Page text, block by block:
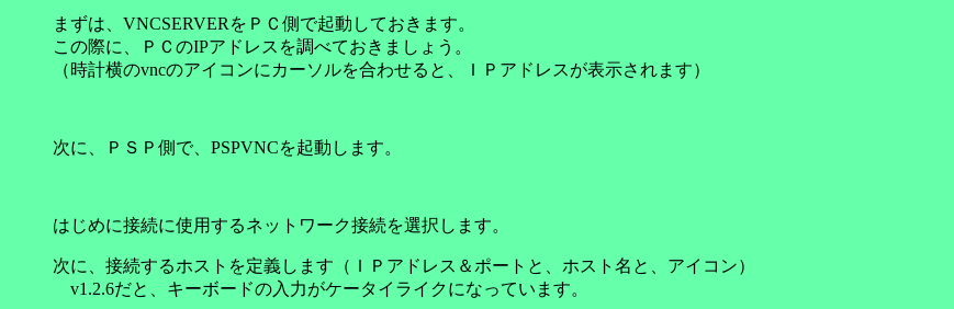
まずは、VNCSERVERをＰＣ側で起動しておきます。
この際に、ＰＣのIPアドレスを調べておきましょう。
（時計横のvncのアイコンにカーソルを合わせると、ＩＰアドレスが表示されます）
次に、ＰＳＰ側で、PSPVNCを起動します。
はじめに接続に使用するネットワーク接続を選択します。
次に、接続するホストを定義します（ＩＰアドレス＆ポートと、ホスト名と、アイコン）
v1.2.6だと、キーボードの入力がケータイライクになっています。